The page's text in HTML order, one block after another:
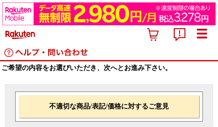
ご希望の内容をお選びいただき、次へとお進み下さい。
不適切な商品/表記/価格に対するご意見